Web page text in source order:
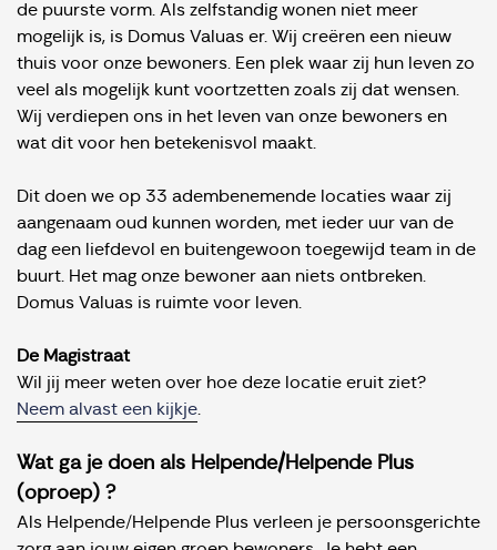
de puurste vorm. Als zelfstandig wonen niet meer
mogelijk is, is Domus Valuas er. Wij creëren een nieuw
thuis voor onze bewoners. Een plek waar zij hun leven zo
veel als mogelijk kunt voortzetten zoals zij dat wensen.
Wij verdiepen ons in het leven van onze bewoners en
wat dit voor hen betekenisvol maakt.
Dit doen we op 33 adembenemende locaties waar zij
aangenaam oud kunnen worden, met ieder uur van de
dag een liefdevol en buitengewoon toegewijd team in de
buurt. Het mag onze bewoner aan niets ontbreken.
Domus Valuas is ruimte voor leven.
De Magistraat
Wil jij meer weten over hoe deze locatie eruit ziet?
Neem alvast een kijkje
Wat ga je doen als Helpende/Helpende Plus
(oproep) ?
Als Helpende/Helpende Plus verleen je persoonsgerichte